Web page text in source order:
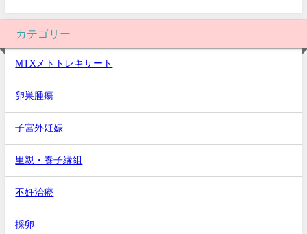
カテゴリー
MTXメトトレキサート
卵巣腫瘍
子宮外妊娠
里親・養子縁組
不妊治療
採卵